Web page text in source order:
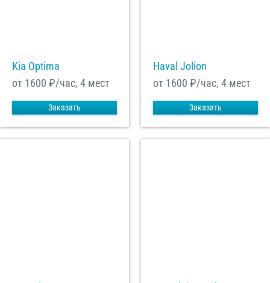
Kia Optima
от 1600 ₽/час, 4 мест
Заказать
Haval Jolion
от 1600 ₽/час, 4 мест
Заказать